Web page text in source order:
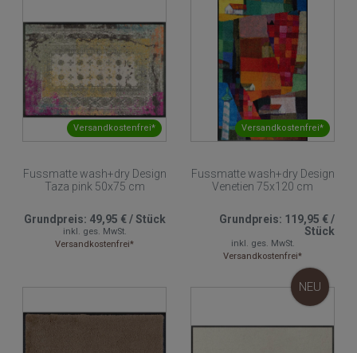
Versandkostenfrei*
Fussmatte wash+dry Design
Taza pink 50x75 cm
Grundpreis: 49,95 €/Stück
inkl. ges. MwSt.
Versandkostenfrei*
Versandkostenfrei*
Fussmatte wash+dry Design
Venetien 75x120 cm
Grundpreis: 119,95 €/
Stück
inkl. ges. MwSt.
Versandkostenfrei*
NEU